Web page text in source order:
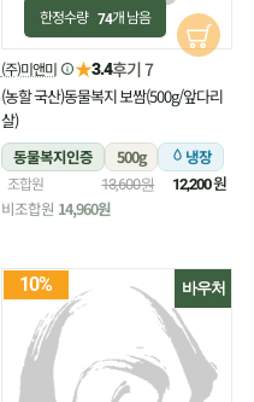
한정수량 74개 남음
(주)미앤미 ★3.4후기 7
(농할 국산)동물복지 보쌈(500g/앞다리
살)
동물복지인증
500g 냉장
조합원 13,600원 12,200원
비조합원 14,960원
바우처
10%